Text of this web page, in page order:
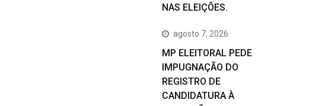
NAS ELEIÇÕES.
agosto 7, 2026
MP ELEITORAL PEDE
IMPUGNAÇÃO DO
REGISTRO DE
CANDIDATURA À